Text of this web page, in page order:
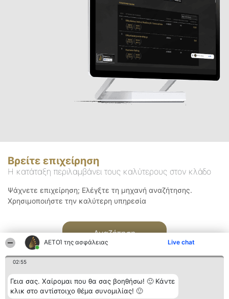
ΑΕΤΟΊ της ασφάλειας Live chat
02:55
Γεια σας. Χαίρομαι που θα σας βοηθήσω! 🙂 Κάντε
κλικ στο αντίστοιχο θέμα συνομιλίας! 🙂
Βρείτε επιχείρηση
Η κατάταξη περιλαμβάνει τους καλύτερους στον κλάδο
Ψάχνετε επιχείρηση; Ελέγξτε τη μηχανή αναζήτησης.
Χρησιμοποιήστε την καλύτερη υπηρεσία
Αναζήτηση